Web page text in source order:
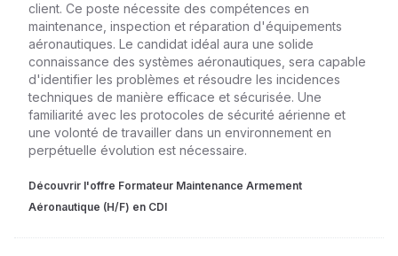
client. Ce poste nécessite des compétences en
maintenance, inspection et réparation d'équipements
aéronautiques. Le candidat idéal aura une solide
connaissance des systèmes aéronautiques, sera capable
d'identifier les problèmes et résoudre les incidences
techniques de manière efficace et sécurisée. Une
familiarité avec les protocoles de sécurité aérienne et
une volonté de travailler dans un environnement en
perpétuelle évolution est nécessaire.
Découvrir l'offre Formateur Maintenance Armement
Aéronautique (H/F) en CDI